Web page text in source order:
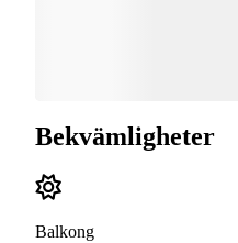
Bekvämligheter
Balkong